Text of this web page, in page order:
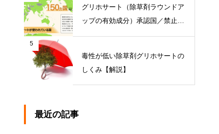
グリホサート（除草剤ラウンドア
ップの有効成分）承認国／禁止国
5
毒性が低い除草剤グリホサートの
しくみ【解説】
最近の記事